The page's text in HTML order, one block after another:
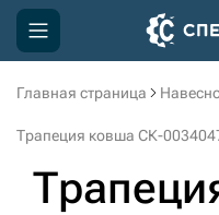
Главная страница
Трапеция ковша СК-
Компания
Доставка и оплата